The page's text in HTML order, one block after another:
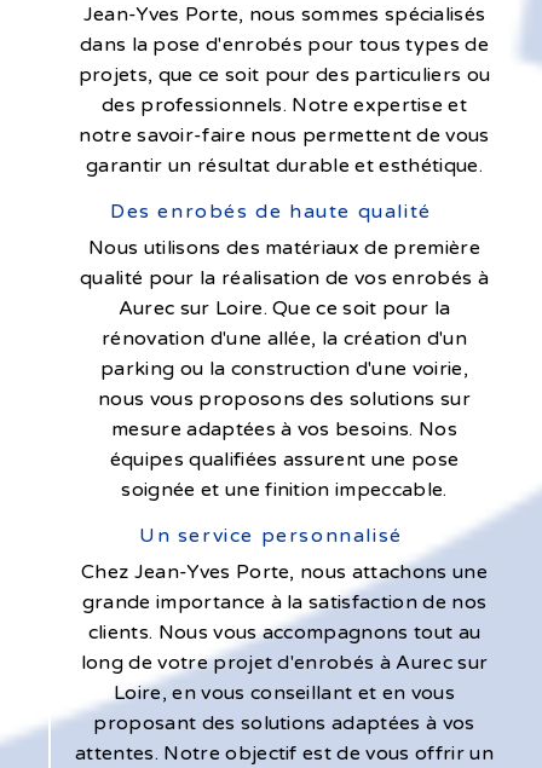
Jean-Yves Porte, nous sommes spécialisés
dans la pose d'enrobés pour tous types de
projets, que ce soit pour des particuliers ou
des professionnels. Notre expertise et
notre savoir-faire nous permettent de vous
garantir un résultat durable et esthétique.
Des enrobés de haute qualité
Nous utilisons des matériaux de première
qualité pour la réalisation de vos enrobés à
Aurec sur Loire. Que ce soit pour la
rénovation d'une allée, la création d'un
parking ou la construction d'une voirie,
nous vous proposons des solutions sur
mesure adaptées à vos besoins. Nos
équipes qualifiées assurent une pose
soignée et une finition impeccable.
Un service personnalisé
Chez Jean-Yves Porte, nous attachons une
grande importance à la satisfaction de nos
clients. Nous vous accompagnons tout au
long de votre projet d'enrobés à Aurec sur
Loire, en vous conseillant et en vous
proposant des solutions adaptées à vos
attentes. Notre objectif est de vous offrir un